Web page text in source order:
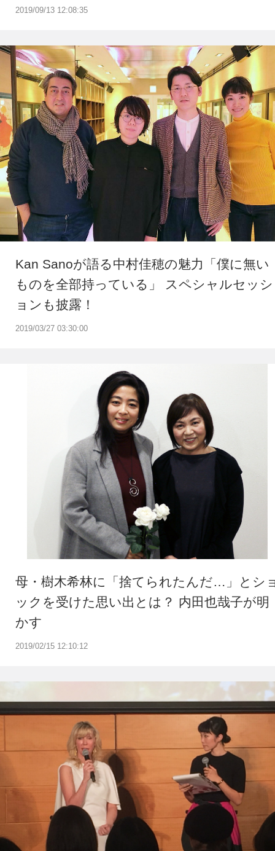
2019/09/13 12:08:35
2019/03/27 03:30:00
Kan Sanoが語る中村佳穂の魅力「僕に無い
ものを全部持っている」 スペシャルセッシ
ョンも披露！
2019/02/15 12:10:12
母・樹木希林に「捨てられたんだ…」とシ
ックを受けた思い出とは？ 内田也哉子が明
かす